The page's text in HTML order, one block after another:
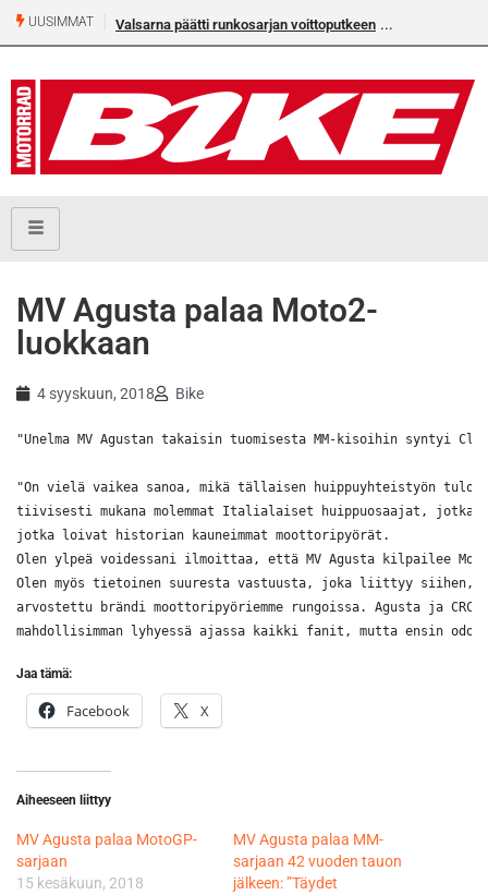
UUSIMMAT Valsarna päätti runkosarjan voittoputkeen
MV Agusta palaa Moto2-
luokkaan
4 syyskuun, 2018 Bike
"Unelma MV Agustan takaisin tuomisesta MM-kisoihin syntyi
"On vielä vaikea sanoa, mikä tällaisen huippuyhteistyön
tiivisesti mukana molemmat Italialaiset huippuosaajat, jotka
jotka loivat historian kauneimmat moottoripyörät.
Olen ylpeä voidessani ilmoittaa, että MV Agusta kilpailee
Olen myös tietoinen suuresta vastuusta, joka liittyy
arvostettu brändi moottoripyöriemme rungoissa. Agusta ja
mahdollisimman lyhyessä ajassa kaikki fanit, mutta ensin
Jaa tämä:
Facebook X
Aiheeseen liittyy
MV Agusta palaa MotoGP-
sarjaan
15 kesäkuun, 2018
MV Agusta palaa MM-
sarjaan 42 vuoden tauon
jälkeen: ”Täydet